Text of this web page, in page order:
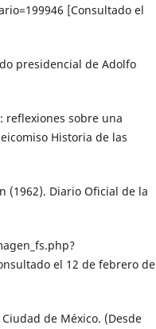
[Consultado el
presidencial de Adolfo
reflexiones sobre una
Historia de las
(1962). Diario Oficial de la
el 12 de febrero de
de México. (Desde